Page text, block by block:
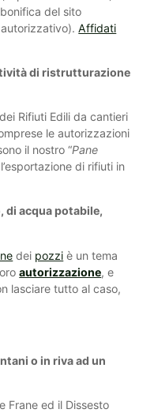
del sito
autorizzativo).Affidati
di ristrutturazione
dei Rifiuti Edili da cantieri
le autorizzazioni
il nostro “Pane
di rifiuti in
di acqua potabile,
dei pozzi è un tema
autorizzazione, e
lasciare tutto al caso,
o in riva ad un
Frane ed il Dissesto